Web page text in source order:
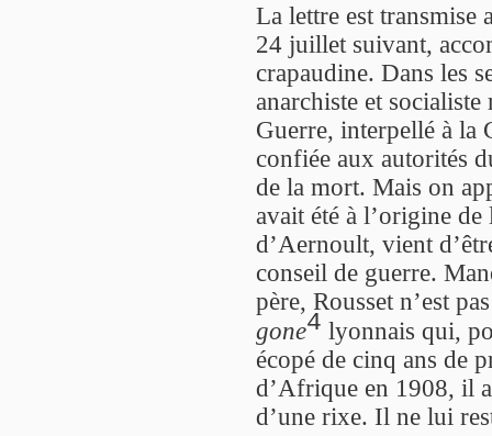
La lettre est
24 juillet suivant,
crapaudine. Dans les
anarchiste et
Guerre, interpellé à la
confiée aux autorités
de la mort. Mais on
avait été à l’origine
d’Aernoult, vient
conseil de guerre.
père, Rousset n’est
gone4 lyonnais qui,
écopé de cinq ans de
d’Afrique en 1908, il
d’une rixe. Il ne lui